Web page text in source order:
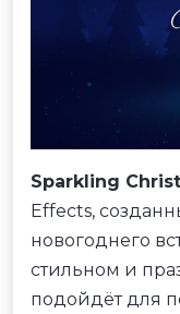
Sparkling
Effects,
новогоднего
стильном и
подойдёт для